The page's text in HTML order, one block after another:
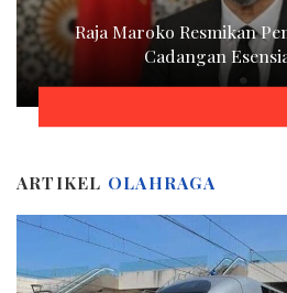
Raja Maroko Resmikan
Cadangan
ARTIKEL OLAHRAGA